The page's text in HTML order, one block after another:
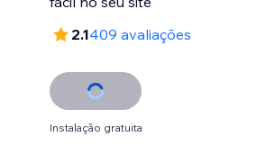
2.1409 avaliações
Instalação gratuita